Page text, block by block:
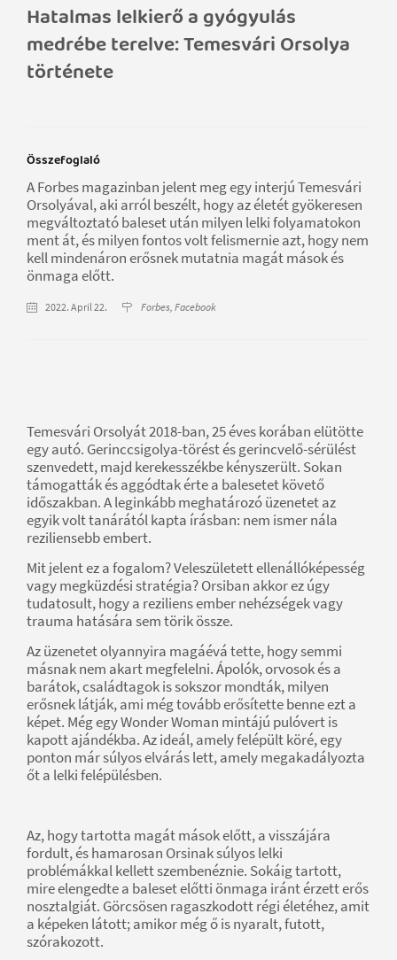
Hatalmas lelkierő a gyógyulás
medrébe terelve: Temesvári Orsolya
története
Összefoglaló
A Forbes magazinban jelent meg egy interjú Temesvári
Orsolyával, aki arról beszélt, hogy az életét gyökeresen
megváltoztató baleset után milyen lelki folyamatokon
ment át, és milyen fontos volt felismernie azt, hogy nem
kell mindenáron erősnek mutatnia magát mások és
önmaga előtt.
2022. April 22. Forbes, Facebook
Temesvári Orsolyát 2018-ban, 25 éves korában elütötte
egy autó. Gerinccsigolya-törést és gerincvelő-sérülést
szenvedett, majd kerekesszékbe kényszerült. Sokan
támogatták és aggódtak érte a balesetet követő
időszakban. A leginkább meghatározó üzenetet az
egyik volt tanárától kapta írásban: nem ismer nála
reziliensebb embert.
Mit jelent ez a fogalom? Veleszületett ellenállóképesség
vagy megküzdési stratégia? Orsiban akkor ez úgy
tudatosult, hogy a reziliens ember nehézségek vagy
trauma hatására sem törik össze.
Az üzenetet olyannyira magáévá tette, hogy semmi
másnak nem akart megfelelni. Ápolók, orvosok és a
barátok, családtagok is sokszor mondták, milyen
erősnek látják, ami még tovább erősítette benne ezt a
képet. Még egy Wonder Woman mintájú pulóvert is
kapott ajándékba. Az ideál, amely felépült köré, egy
ponton már súlyos elvárás lett, amely megakadályozta
őt a lelki felépülésben.
Az, hogy tartotta magát mások előtt, a visszájára
fordult, és hamarosan Orsinak súlyos lelki
problémákkal kellett szembenéznie. Sokáig tartott,
mire elengedte a baleset előtti önmaga iránt érzett erős
nosztalgiát. Görcsösen ragaszkodott régi életéhez, amit
a képeken látott; amikor még ő is nyaralt, futott,
szórakozott.